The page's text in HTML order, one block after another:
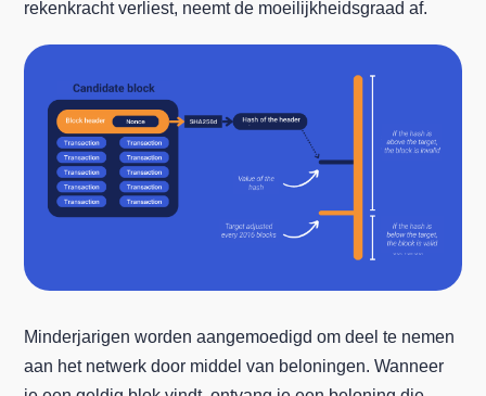
rekenkracht verliest, neemt de moeilijkheidsgraad af.
Minderjarigen worden aangemoedigd om deel te nemen
aan het netwerk door middel van beloningen. Wanneer